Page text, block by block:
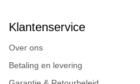
Klantenservice
Over ons
Betaling en levering